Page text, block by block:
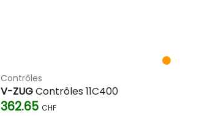
Contrôles
V-ZUGContrôles 11C400
362.65CHF